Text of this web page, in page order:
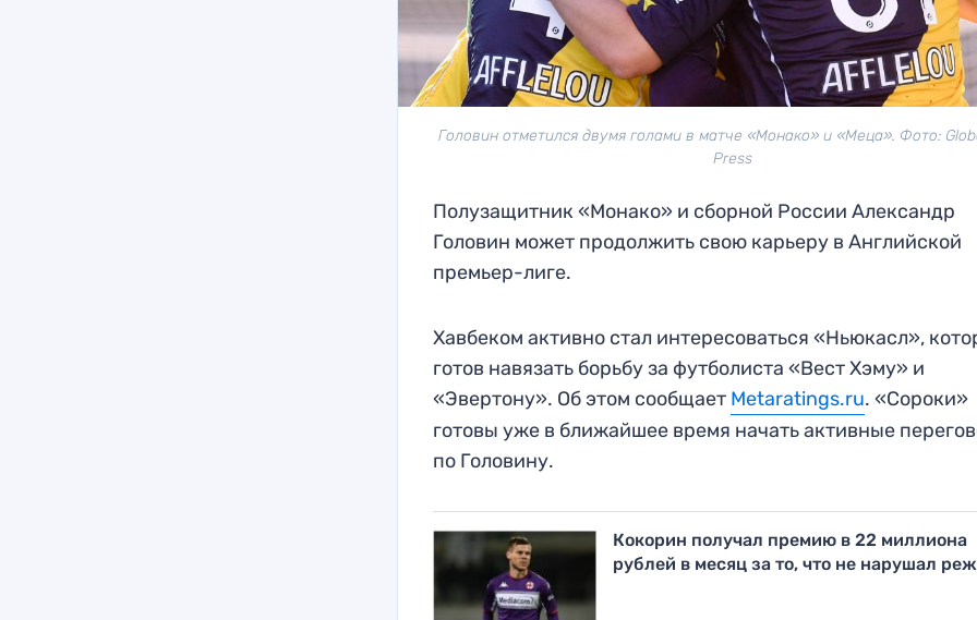
Головин отметился двумя голами в матче «Монако» и «Меца». Фото:
Press
Полузащитник «Монако» и сборной России Александр
Головин может продолжить свою карьеру в Английской
премьер-лиге.
Хавбеком активно стал интересоваться «Ньюкасл»,
готов навязать борьбу за футболиста «Вест Хэму» и
«Эвертону». Об этом сообщает Metaratings.ru. «Сороки»
готовы уже в ближайшее время начать активные
по Головину.
Кокорин получал премию в 22 миллиона
рублей в месяц за то, что не нарушал